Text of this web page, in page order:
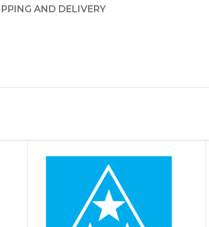
AND DELIVERY